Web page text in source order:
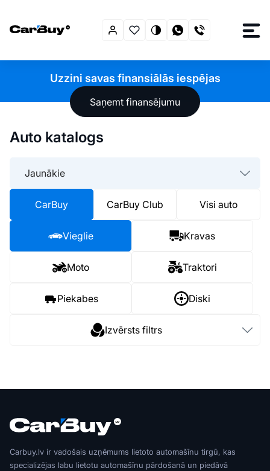
Uzzini savas finansiālās iespējas
Saņemt finansējumu
Auto katalogs
Jaunākie
CarBuy CarBuy Club Visi auto
Vieglie Kravas
Moto Traktori
Piekabes Diski
Izvērsts filtrs
Carbuy.lv ir vadošais uzņēmums lietoto automašīnu tirgū, kas
specializējas labu lietotu automašīnu pārdošanā un piedāvā